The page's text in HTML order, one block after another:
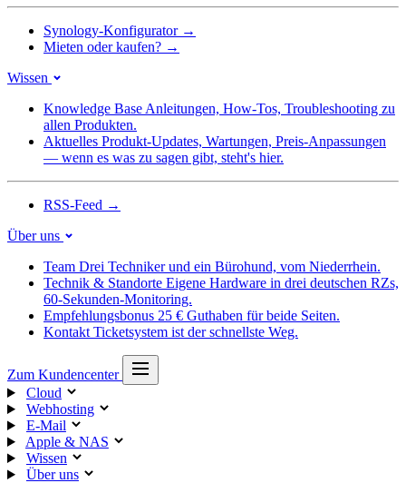
Synology-Konfigurator →
Mieten oder kaufen? →
Wissen
Knowledge Base Anleitungen, How-Tos, Troubleshooting zu
allen Produkten.
Aktuelles Produkt-Updates, Wartungen, Preis-Anpassungen
— wenn es was zu sagen gibt, steht's hier.
RSS-Feed →
Über uns
Team Drei Techniker und ein Bürohund, vom Niederrhein.
Technik & Standorte Eigene Hardware in drei deutschen RZs,
60-Sekunden-Monitoring.
Empfehlungsbonus 25 € Guthaben für beide Seiten.
Kontakt Ticketsystem ist der schnellste Weg.
Zum Kundencenter
Cloud
Webhosting
E-Mail
Apple & NAS
Wissen
Über uns